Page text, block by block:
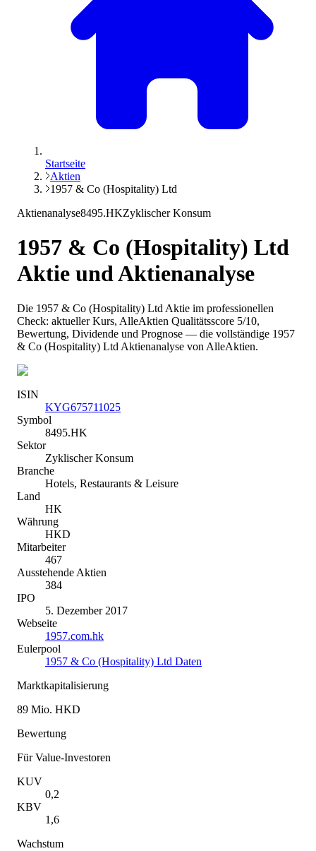
Startseite
Aktien
1957 & Co (Hospitality) Ltd
Aktienanalyse8495.HKZyklischer Konsum
1957 & Co (Hospitality) Ltd
Aktie und Aktienanalyse
Die 1957 & Co (Hospitality) Ltd Aktie im professionellen
Check: aktueller Kurs, AlleAktien Qualitätsscore 5/10,
Bewertung, Dividende und Prognose — die vollständige 1957
& Co (Hospitality) Ltd Aktienanalyse von AlleAktien.
ISIN
KYG675711025
Symbol
8495.HK
Sektor
Zyklischer Konsum
Branche
Hotels, Restaurants & Leisure
Land
HK
Währung
HKD
Mitarbeiter
467
Ausstehende Aktien
384
IPO
5. Dezember 2017
Webseite
1957.com.hk
Eulerpool
1957 & Co (Hospitality) Ltd Daten
Marktkapitalisierung
89 Mio. HKD
Bewertung
Für Value-Investoren
KUV
0,2
KBV
1,6
Wachstum